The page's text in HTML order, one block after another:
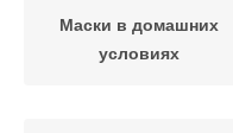
Маски в домашних
условиях